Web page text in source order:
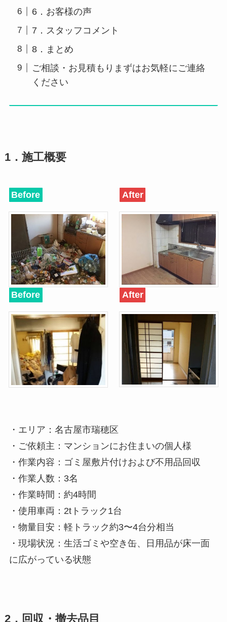
6．お客様の声
7．スタッフコメント
8．まとめ
ご相談・お見積もりまずはお気軽にご連絡
ください
1．施工概要
Before After
Before After
・エリア：名古屋市瑞穂区
・ご依頼主：マンションにお住まいの個人様
・作業内容：ゴミ屋敷片付けおよび不用品回収
・作業人数：3名
・作業時間：約4時間
・使用車両：2tトラック1台
・物量目安：軽トラック約3〜4台分相当
・現場状況：生活ゴミや空き缶、日用品が床一面
に広がっている状態
2．回収・撤去品目